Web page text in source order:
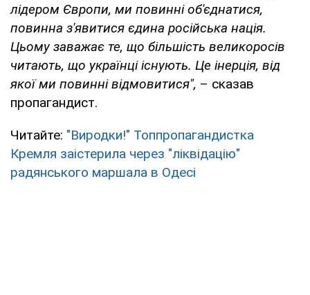
лідером Європи, ми повинні об'єднатися,
повинна з'явитися єдина російська нація.
Цьому заважає те, що більшість великоросів
читають, що українці існують. Це інерція, від
якої ми повинні відмовитися", – сказав
пропагандист.
Читайте: "Виродки!" Топпропагандистка
Кремля заістерила через "ліквідацію"
радянського маршала в Одесі